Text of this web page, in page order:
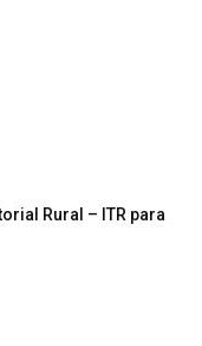
Rural – ITR para